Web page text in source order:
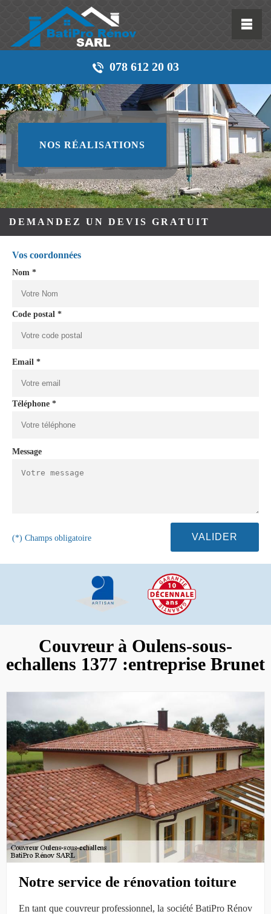
078 612 20 03
NOS RÉALISATIONS
DEMANDEZ UN DEVIS GRATUIT
Vos coordonnées
Nom *
Code postal *
Email *
Téléphone *
Message
(*) Champs obligatoire
Couvreur à Oulens-sous-
echallens 1377 :entreprise Brunet
Notre service de rénovation toiture
En tant que couvreur professionnel, la société BatiPro Rénov